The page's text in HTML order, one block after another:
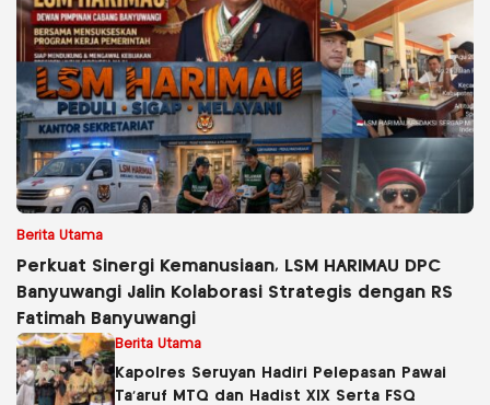
Berita Utama
Perkuat Sinergi Kemanusiaan, LSM HARIMAU DPC
Banyuwangi Jalin Kolaborasi Strategis dengan RS
Fatimah Banyuwangi
Berita Utama
Kapolres Seruyan Hadiri Pelepasan Pawai
Ta’aruf MTQ dan Hadist XlX Serta FSQ